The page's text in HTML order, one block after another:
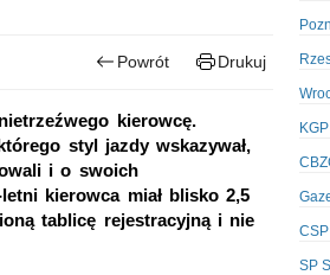
Powrót Drukuj
kierowcę.
styl jazdy wskazywał,
i o swoich
kierowca miał blisko 2,5
tablicę rejestracyjną i nie
KGP
SP